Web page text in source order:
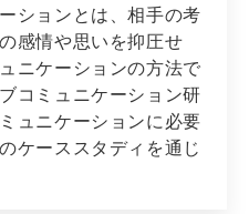
ションとは、相手の考
感情や思いを抑圧せ
ニケーションの方法で
コミュニケーション研
ュニケーションに必要
ケーススタディを通じ